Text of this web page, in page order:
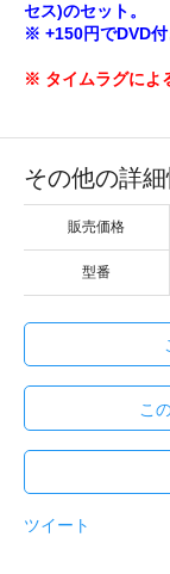
セス)のセット。
※ +150円でDVD付
※ タイムラグによ
その他の詳
販売価格
型番
こ
ツイート